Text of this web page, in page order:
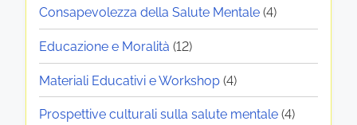
Consapevolezza della Salute Mentale (4)
Educazione e Moralità (12)
Materiali Educativi e Workshop (4)
Prospettive culturali sulla salute mentale (4)